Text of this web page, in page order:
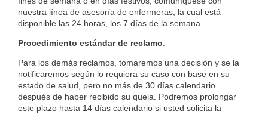
nuestra línea de asesoría de enfermeras, la cual está
disponible las 24 horas, los 7 días de la semana.
Procedimiento estándar de reclamo:
Para los demás reclamos, tomaremos una decisión y se la
notificaremos según lo requiera su caso con base en su
estado de salud, pero no más de 30 días calendario
después de haber recibido su queja. Podremos prolongar
este plazo hasta 14 días calendario si usted solicita la